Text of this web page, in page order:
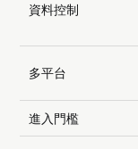
資料控制
多平台
進入門檻